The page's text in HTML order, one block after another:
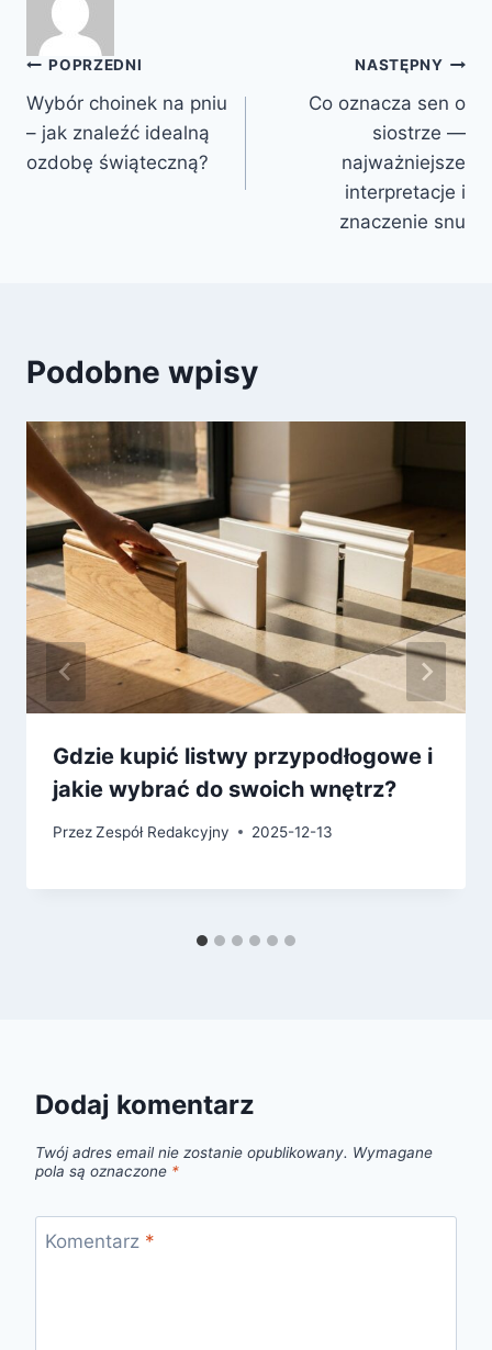
Nawigacja
wpisu
POPRZEDNI
Wybór choinek na pniu
– jak znaleźć idealną
ozdobę świąteczną?
NASTĘPNY
Co oznacza sen o
siostrze —
najważniejsze
interpretacje i
znaczenie snu
Podobne wpisy
Gdzie kupić listwy przypodłogowe i
jakie wybrać do swoich wnętrz?
PrzezZespół Redakcyjny 2025-12-13
Dodaj komentarz
Twój adres email nie zostanie opublikowany. Wymagane
pola są oznaczone *
Komentarz *